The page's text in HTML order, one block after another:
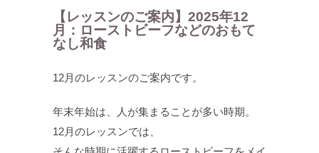
【レッスンのご案内】2025年12
月：ローストビーフなどのおもて
なし和食
12月のレッスンのご案内です。
年末年始は、人が集まることが多い時期。
12月のレッスンでは、